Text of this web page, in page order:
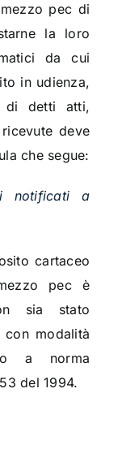
pec di
la loro
da cui
in udienza,
di detti atti,
deve
che segue:
notificati a
cartaceo
pec è
sia stato
modalità
a norma
del 1994.